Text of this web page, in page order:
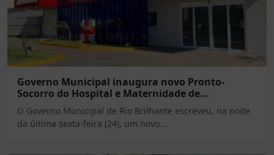
Governo Municipal inaugura novo Pronto-
Socorro do Hospital e Maternidade de...
O Governo Municipal de Rio Brilhante escreveu, na noite
da última sexta-feira (24), um novo...